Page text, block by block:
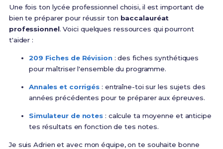
Une fois ton lycée professionnel choisi, il est important de
bien te préparer pour réussir ton baccalauréat
professionnel. Voici quelques ressources qui pourront
t'aider :
209 Fiches de Révision: des fiches synthétiques
pour maîtriser l'ensemble du programme.
Annales et corrigés : entraîne-toi sur les sujets des
années précédentes pour te préparer aux épreuves.
Simulateur de notes : calcule ta moyenne et anticipe
tes résultats en fonction de tes notes.
Je suis Adrien et avec mon équipe, on te souhaite bonne